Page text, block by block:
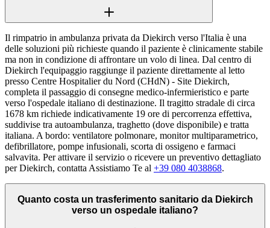
Il rimpatrio in ambulanza privata da Diekirch verso l'Italia è una
delle soluzioni più richieste quando il paziente è clinicamente stabile
ma non in condizione di affrontare un volo di linea. Dal centro di
Diekirch l'equipaggio raggiunge il paziente direttamente al letto
presso Centre Hospitalier du Nord (CHdN) - Site Diekirch,
completa il passaggio di consegne medico-infermieristico e parte
verso l'ospedale italiano di destinazione. Il tragitto stradale di circa
1678 km richiede indicativamente 19 ore di percorrenza effettiva,
suddivise tra autoambulanza, traghetto (dove disponibile) e tratta
italiana. A bordo: ventilatore polmonare, monitor multiparametrico,
defibrillatore, pompe infusionali, scorta di ossigeno e farmaci
salvavita. Per attivare il servizio o ricevere un preventivo dettagliato
per Diekirch, contatta Assistiamo Te al +39 080 4038868.
Quanto costa un trasferimento sanitario da Diekirch
verso un ospedale italiano?